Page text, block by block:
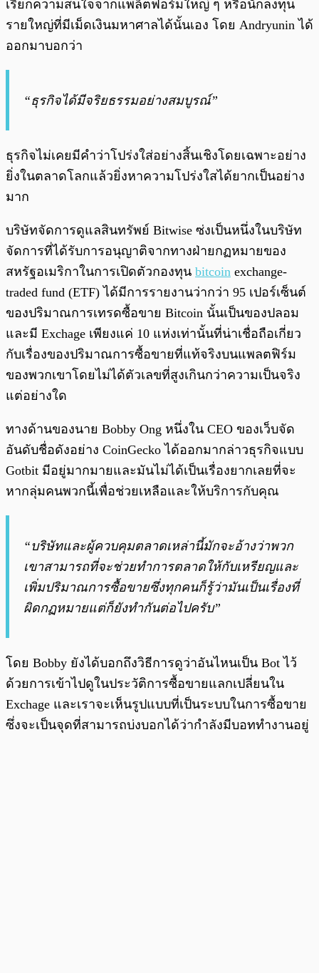
เรียกความสนใจจากแพล็ตฟอร์มใหญ่ ๆ หรือนักลงทุน
รายใหญ่ที่มีเม็ดเงินมหาศาลได้นั้นเอง โดย Andryunin ได้
ออกมาบอกว่า
“ธุรกิจได้มีจริยธรรมอย่างสมบูรณ์”
ธุรกิจไม่เคยมีคำว่าโปร่งใส่อย่างสิ้นเชิงโดยเฉพาะอย่าง
ยิ่งในตลาดโลกแล้วยิ่งหาความโปร่งใสได้ยากเป็นอย่าง
มาก
บริษัทจัดการดูแลสินทรัพย์ Bitwise ซ่งเป็นหนึ่งในบริษัท
จัดการที่ได้รับการอนุญาติจากทางฝ่ายกฏหมายของ
สหรัฐอเมริกาในการเปิดตัวกองทุน bitcoin exchange-
traded fund (ETF) ได้มีการรายงานว่ากว่า 95 เปอร์เซ็นต์
ของปริมาณการเทรดซื้อขาย Bitcoin นั้นเป็นของปลอม
และมี Exchage เพียงแค่ 10 แห่งเท่านั้นที่น่าเชื่อถือเกี่ยว
กับเรื่องของปริมาณการซื้อขายที่แท้จริงบนแพลตฟิร์ม
ของพวกเขาโดยไม่ได้ตัวเลขที่สูงเกินกว่าความเป็นจริง
แต่อย่างใด
ทางด้านของนาย Bobby Ong หนึ่งใน CEO ของเว็บจัด
อันดับชื่อดังอย่าง CoinGecko ได้ออกมากล่าวธุรกิจแบบ
Gotbit มีอยู่มากมายและมันไม่ได้เป็นเรื่องยากเลยที่จะ
หากลุ่มคนพวกนี้เพื่อช่วยเหลือและให้บริการกับคุณ
“บริษัทและผู้ควบคุมตลาดเหล่านี้มักจะอ้างว่าพวก
เขาสามารถที่จะช่วยทำการตลาดให้กับเหรียญและ
เพิ่มปริมาณการซื้อขายซึ่งทุกคนก็รู้ว่ามันเป็นเรื่องที่
ผิดกฏหมายแต่ก็ยังทำกันต่อไปครับ”
โดย Bobby ยังได้บอกถึงวิธีการดูว่าอันไหนเป็น Bot ไว้
ด้วยการเข้าไปดูในประวัติการซื้อขายแลกเปลี่ยนใน
Exchage และเราจะเห็นรูปแบบที่เป็นระบบในการซื้อขาย
ซึ่งจะเป็นจุดที่สามารถบ่งบอกได้ว่ากำลังมีบอททำงานอยู่